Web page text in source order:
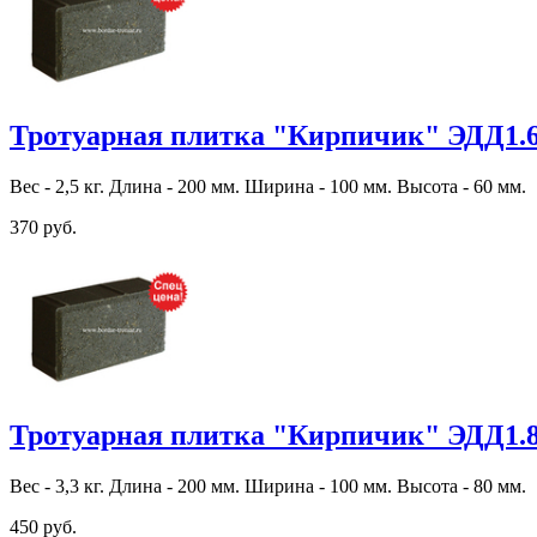
Тротуарная плитка "Кирпичик"
Вес - 2,5 кг. Длина - 200 мм. Ширина - 100 мм. Высота - 60 мм.
370 руб.
Тротуарная плитка "Кирпичик"
Вес - 3,3 кг. Длина - 200 мм. Ширина - 100 мм. Высота - 80 мм.
450 руб.